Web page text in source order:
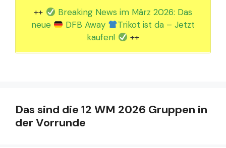
++
Breaking News im März 2026: Das
neue
DFB Away
Trikot ist da – Jetzt
kaufen!
++
Das sind die 12 WM 2026 Gruppen in
der Vorrunde